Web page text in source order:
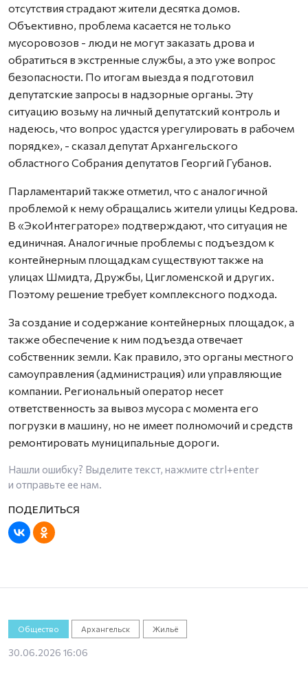
отсутствия страдают жители десятка домов.
Объективно, проблема касается не только
мусоровозов - люди не могут заказать дрова и
обратиться в экстренные службы, а это уже вопрос
безопасности. По итогам выезда я подготовил
депутатские запросы в надзорные органы. Эту
ситуацию возьму на личный депутатский контроль и
надеюсь, что вопрос удастся урегулировать в рабочем
порядке», - сказал депутат Архангельского
областного Собрания депутатов Георгий Губанов.
Парламентарий также отметил, что с аналогичной
проблемой к нему обращались жители улицы Кедрова.
В «ЭкоИнтеграторе» подтверждают, что ситуация не
единичная. Аналогичные проблемы с подъездом к
контейнерным площадкам существуют также на
улицах Шмидта, Дружбы, Цигломенской и других.
Поэтому решение требует комплексного подхода.
За создание и содержание контейнерных площадок, а
также обеспечение к ним подъезда отвечает
собственник земли. Как правило, это органы местного
самоуправления (администрация) или управляющие
компании. Региональный оператор несет
ответственность за вывоз мусора с момента его
погрузки в машину, но не имеет полномочий и средств
ремонтировать муниципальные дороги.
Нашли ошибку? Выделите текст, нажмите ctrl+enter
и отправьте ее нам.
Общество Архангельск Жильё
30.06.2026 16:06